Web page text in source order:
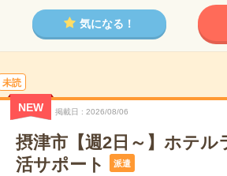
気になる！
未読
NEW 掲載日 2026/08/06
摂津市【週2日～】ホテ
活サポート
派遣